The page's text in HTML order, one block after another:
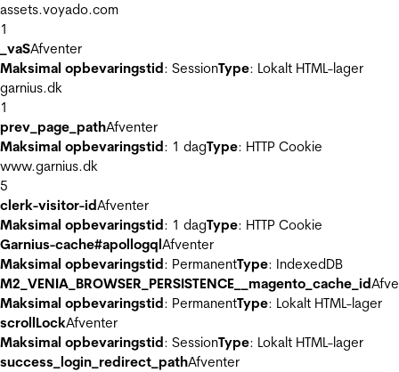
assets.voyado.com
1
_vaSAfventer
Maksimal opbevaringstid: SessionType: Lokalt HTML-lager
garnius.dk
1
prev_page_pathAfventer
Maksimal opbevaringstid: 1 dagType: HTTP Cookie
www.garnius.dk
5
clerk-visitor-idAfventer
Maksimal opbevaringstid: 1 dagType: HTTP Cookie
Garnius-cache#apollogqlAfventer
Maksimal opbevaringstid: PermanentType: IndexedDB
M2_VENIA_BROWSER_PERSISTENCE__magento_cache_id
Maksimal opbevaringstid: PermanentType: Lokalt HTML-lager
scrollLockAfventer
Maksimal opbevaringstid: SessionType: Lokalt HTML-lager
success_login_redirect_pathAfventer